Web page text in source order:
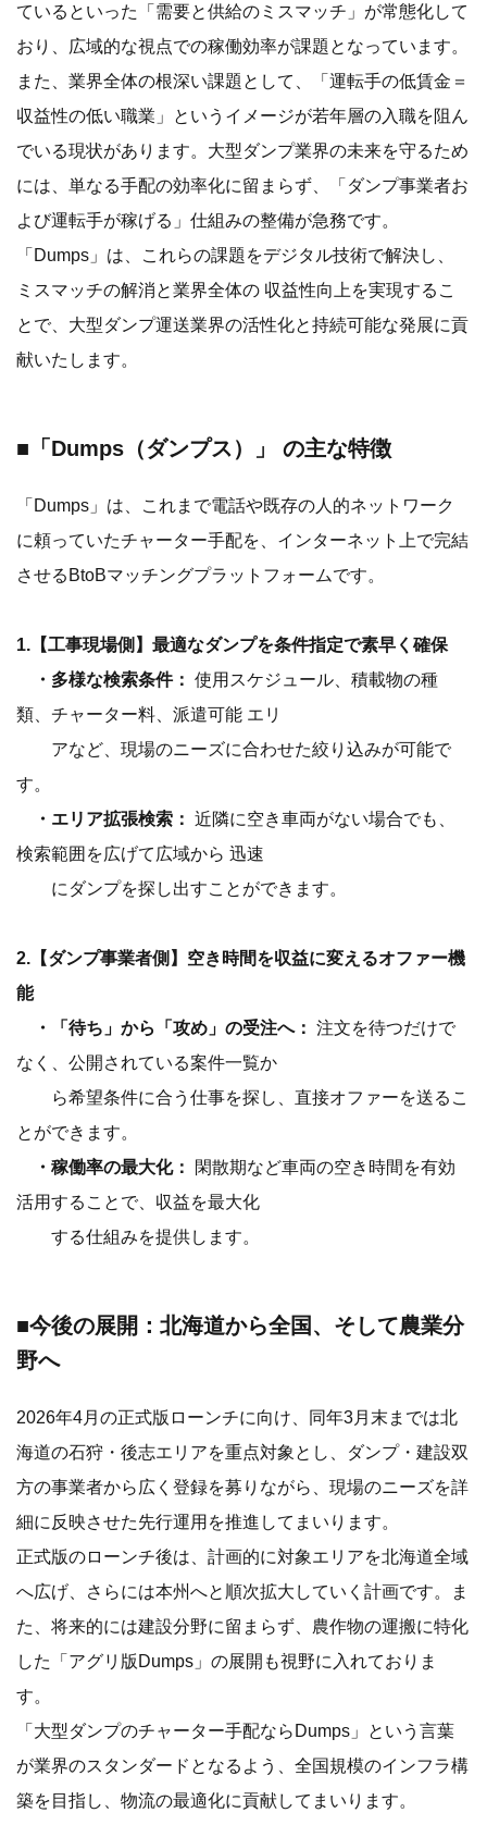
ているといった「需要と供給のミスマッチ」が常態化して
おり、広域的な視点での稼働効率が課題となっています。
また、業界全体の根深い課題として、「運転手の低賃金＝
収益性の低い職業」というイメージが若年層の入職を阻ん
でいる現状があります。大型ダンプ業界の未来を守るため
には、単なる手配の効率化に留まらず、「ダンプ事業者お
よび運転手が稼げる」仕組みの整備が急務です。
「Dumps」は、これらの課題をデジタル技術で解決し、
ミスマッチの解消と業界全体の 収益性向上を実現するこ
とで、大型ダンプ運送業界の活性化と持続可能な発展に貢
献いたします。
■「Dumps（ダンプス）」 の主な特徴
「Dumps」は、これまで電話や既存の人的ネットワーク
に頼っていたチャーター手配を、インターネット上で完結
させるBtoBマッチングプラットフォームです。
1.【工事現場側】最適なダンプを条件指定で素早く確保
・多様な検索条件： 使用スケジュール、積載物の種
類、チャーター料、派遣可能 エリ
アなど、現場のニーズに合わせた絞り込みが可能で
す。
・エリア拡張検索： 近隣に空き車両がない場合でも、
検索範囲を広げて広域から 迅速
にダンプを探し出すことができます。
2.【ダンプ事業者側】空き時間を収益に変えるオファー機
能
・「待ち」から「攻め」の受注へ： 注文を待つだけで
なく、公開されている案件一覧か
ら希望条件に合う仕事を探し、直接オファーを送るこ
とができます。
・稼働率の最大化：
閑散期など車両の空き時間を有効
活用することで、収益を最大化
する仕組みを提供します。
■今後の展開：北海道から全国、そして農業分
野へ
2026年4月の正式版ローンチに向け、同年3月末までは北
海道の石狩・後志エリアを重点対象とし、ダンプ・建設双
方の事業者から広く登録を募りながら、現場のニーズを詳
細に反映させた先行運用を推進してまいります。
正式版のローンチ後は、計画的に対象エリアを北海道全域
へ広げ、さらには本州へと順次拡大していく計画です。ま
た、将来的には建設分野に留まらず、農作物の運搬に特化
した「アグリ版Dumps」の展開も視野に入れておりま
す。
「大型ダンプのチャーター手配ならDumps」という言葉
が業界のスタンダードとなるよう、全国規模のインフラ構
築を目指し、物流の最適化に貢献してまいります。